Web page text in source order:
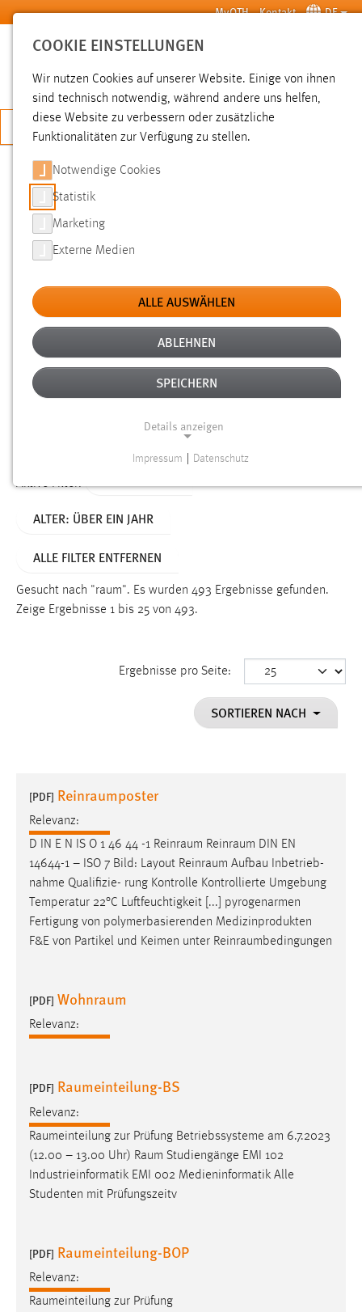
Zum Hauptinhalt springen MyOTH Kontakt DE
SUCHE
JETZT BEWERBEN
SUCHE
FILTER
Typ
Erstellungsdatum
Alter
Aktive Filter:
ALTER: ÜBER EIN JAHR
ALLE FILTER ENTFERNEN
Gesucht nach "raum". Es wurden 493 Ergebnisse gefunden.
Zeige Ergebnisse 1 bis 25 von 493.
Ergebnisse pro Seite:
SORTIEREN NACH
[PDF] Reinraumposter
Relevanz:
D IN E N IS O 1 46 44 -1 Reinraum Reinraum DIN EN
14644-1 – ISO 7 Bild: Layout Reinraum Aufbau Inbetrieb-
nahme Qualifizie- rung Kontrolle Kontrollierte Umgebung
Temperatur 22°C Luftfeuchtigkeit [...] pyrogenarmen
Fertigung von polymerbasierenden Medizinprodukten
F&E von Partikel und Keimen unter Reinraumbedingungen
[PDF] Wohnraum
Relevanz:
[PDF] Raumeinteilung-BS
Relevanz:
Raumeinteilung zur Prüfung Betriebssysteme am 6.7.2023
(12.00 – 13.00 Uhr) Raum Studiengänge EMI 102
Industrieinformatik EMI 002 Medieninformatik Alle
Studenten mit Prüfungszeitv
[PDF] Raumeinteilung-BOP
Relevanz:
Raumeinteilung zur Prüfung
COOKIE EINSTELLUNGEN
Wir nutzen Cookies auf unserer Website. Einige von ihnen
sind technisch notwendig, während andere uns helfen,
diese Website zu verbessern oder zusätzliche
Funktionalitäten zur Verfügung zu stellen.
Notwendige Cookies
Statistik
Marketing
Externe Medien
ALLE AUSWÄHLEN
ABLEHNEN
SPEICHERN
Details anzeigen
Funktionen und sind für die einwandfreie Funktion der
Name:
Dieser Cookie speichert die ausgewählten Einverständnis-
Performance
Name:
staticfilecache
Zweck:
Für performante Seitenauslieferung wird in diesem Cookie
gespeichert, ob man eingeloggt ist.
Sprachpräferenz
site-language-preference
Zweck:
30 Tage
Chat
Name:
MibewSessionID, MIBEW_UserID, mibew_locale, mibew-
Wird benötigt um die Chatfunktion nutzen zu können.
Cookie Laufzeit:
MibewSessionID, mibew-chat-frame-style-
Impressum Datenschutz